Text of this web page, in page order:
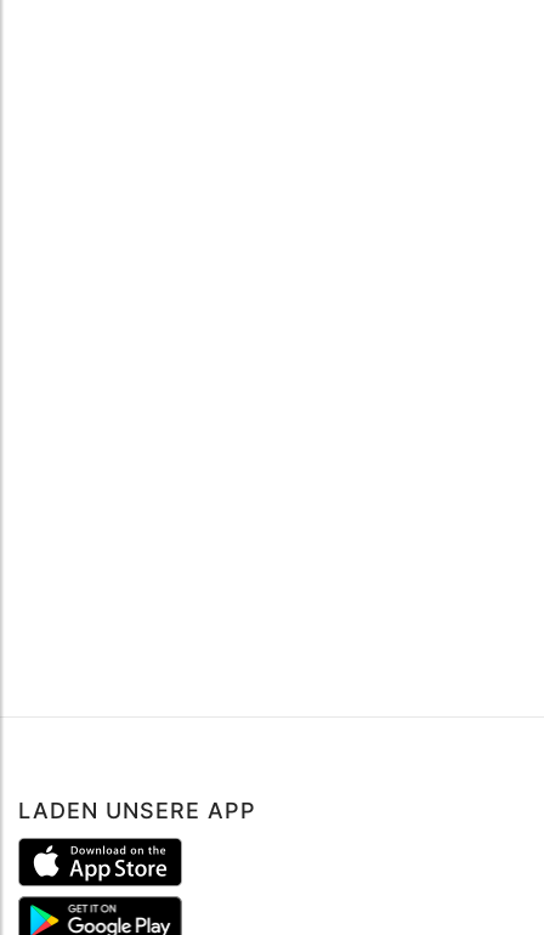
LADEN UNSERE APP